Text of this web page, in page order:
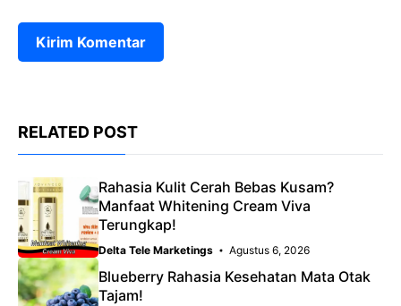
RELATED POST
Rahasia Kulit Cerah Bebas Kusam?
Manfaat Whitening Cream Viva
Terungkap!
Delta Tele Marketings Agustus 6, 2026
Blueberry Rahasia Kesehatan Mata Otak
Tajam!